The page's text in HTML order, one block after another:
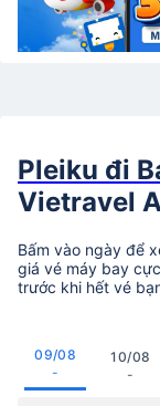
Pleiku đi
Vietravel
Bấm vào ngày để
giá vé máy bay
trước khi hết vé
09/08
-
10/08
-